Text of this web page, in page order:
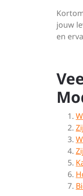
jouw
en